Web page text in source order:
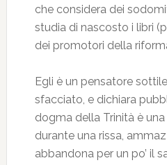
che considera dei
studia di nascosto i libri
dei promotori della
Egli è un pensatore
sfacciato, e dichiara
dogma della Trinità è
durante una rissa,
abbandona per un po’ il